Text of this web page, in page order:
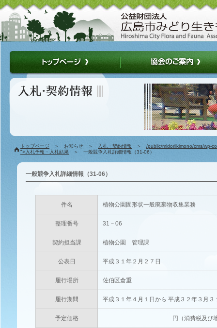
トップページ ＞ お知らせ ＞ 入札・契約情報 ＞ /public/midoriikimono/cms/wp-
">入札予報・入札結果 ＞ 一般競争入札詳細情報（31-06）
一般競争入札詳細情報（31-06）
件名 植物公園固形状一般廃棄物収集業務
整理番号 31－06
契約担当課 植物公園 管理課
公表日 平成３１年２月２７日
履行場所 佐伯区倉重
履行期間 平成３１年４月１日から 平成３２年３月３
予定価格 円（消費税及び地方消費税相